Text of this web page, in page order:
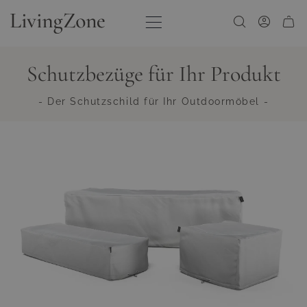
Schutzbezüge für Ihr Produkt
- Der Schutzschild für Ihr Outdoormöbel -